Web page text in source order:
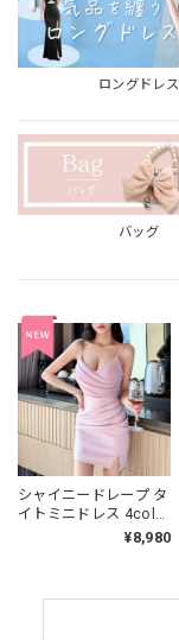
ロングドレス
バッグ
シャイニードレープ タ
イトミニドレス 4col
¥8,980